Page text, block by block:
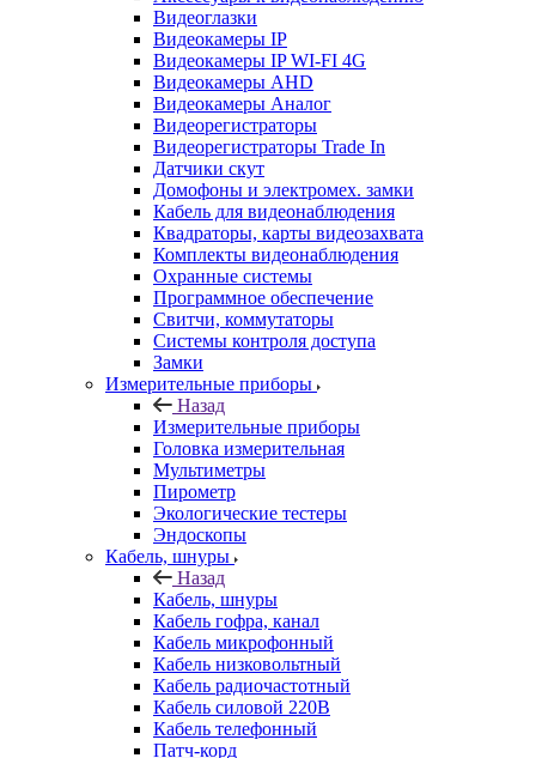
Видеоглазки
Видеокамеры IP
Видеокамеры IP WI-FI 4G
Видеокамеры AHD
Видеокамеры Аналог
Видеорегистраторы
Видеорегистраторы Trade In
Датчики скут
Домофоны и электромех. замки
Кабель для видеонаблюдения
Квадраторы, карты видеозахвата
Комплекты видеонаблюдения
Охранные системы
Программное обеспечение
Свитчи, коммутаторы
Системы контроля доступа
Замки
Измерительные приборы
Назад
Измерительные приборы
Головка измерительная
Мультиметры
Пирометр
Экологические тестеры
Эндоскопы
Кабель, шнуры
Назад
Кабель, шнуры
Кабель гофра, канал
Кабель микрофонный
Кабель низковольтный
Кабель радиочастотный
Кабель силовой 220В
Кабель телефонный
Патч-корд